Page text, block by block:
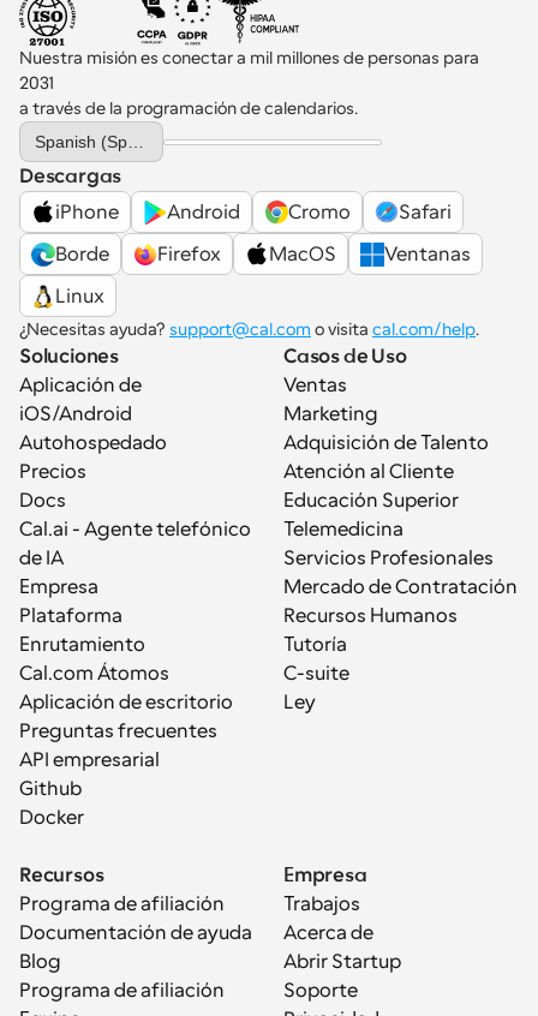
Nuestra misión es conectar a mil millones de personas para
2031
a través de la programación de calendarios.
Select Language
Descargas
iPhone
Android Cromo
Safari
Borde
Firefox MacOS
Ventanas
Linux
¿Necesitas ayuda? support@cal.com o visita cal.com/help.
Soluciones
Aplicación de
iOS/Android
Autohospedado
Precios
Docs
Cal.ai - Agente telefónico
de IA
Empresa
Plataforma
Enrutamiento
Cal.com Átomos
Aplicación de escritorio
Preguntas frecuentes
API empresarial
Github
Docker
Casos de Uso
Ventas
Marketing
Adquisición de Talento
Atención al Cliente
Educación Superior
Telemedicina
Servicios Profesionales
Mercado de Contratación
Recursos Humanos
Tutoría
C-suite
Ley
Recursos
Programa de afiliación
Documentación de ayuda
Blog
Programa de afiliación
Empresa
Trabajos
Acerca de
Abrir Startup
Soporte